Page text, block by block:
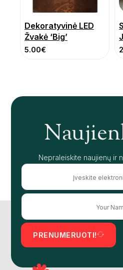
Dekoratyvinė LED
Žvakė ‘Big’
5.00€
Nepraleiskite naujienų ir
PRENUMERUOTI!